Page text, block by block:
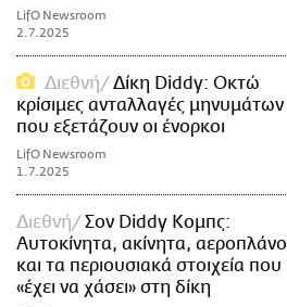
LifO Newsroom
2.7.2025
Διεθνή
Δίκη Diddy: Οκτώ
κρίσιμες ανταλλαγές μηνυμάτων
που εξετάζουν οι ένορκοι
LifO Newsroom
1.7.2025
Διεθνή
Σον Diddy Κομπς:
Αυτοκίνητα, ακίνητα, αεροπλάνο
και τα περιουσιακά στοιχεία που
«έχει να χάσει» στη δίκη